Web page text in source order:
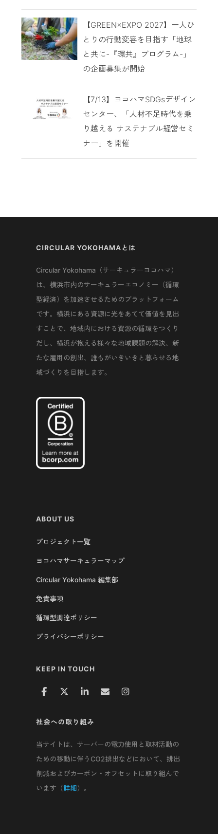
【GREEN×EXPO 2027】一人ひ
とりの行動変容を目指す「地球
と共に-『環共』プログラム-」
の企画募集が開始
【7/13】ヨコハマSDGsデザイン
センター、「人材不足時代を乗
り越える サステナブル経営セミ
ナー」を開催
CIRCULAR YOKOHAMAとは
Circular Yokohama（サーキュラーヨコハマ）
は、横浜市内のサーキュラーエコノミー（循環
型経済）を加速させるためのプラットフォーム
です。横浜にある資源に光をあてて価値を見出
すことで、地域内における資源の循環をつくり
だし、横浜が抱える様々な地域課題の解決、新
たな雇用の創出、誰もがいきいきと暮らせる地
域づくりを目指します。
ABOUT US
プロジェクト一覧
ヨコハマサーキュラーマップ
Circular Yokohama 編集部
免責事項
循環型調達ポリシー
プライバシーポリシー
KEEP IN TOUCH
社会への取り組み
当サイトは、サーバーの電力使用と取材活動の
ための移動に伴うCO2排出などにおいて、排出
削減およびカーボン・オフセットに取り組んで
います（詳細）。